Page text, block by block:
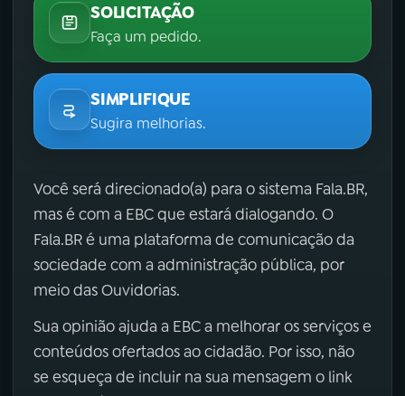
SOLICITAÇÃO
Faça um pedido.
SIMPLIFIQUE
Sugira melhorias.
Você será direcionado(a) para o sistema Fala.BR,
mas é com a EBC que estará dialogando. O
Fala.BR é uma plataforma de comunicação da
sociedade com a administração pública, por
meio das Ouvidorias.
Sua opinião ajuda a EBC a melhorar os serviços e
conteúdos ofertados ao cidadão. Por isso, não
se esqueça de incluir na sua mensagem o link